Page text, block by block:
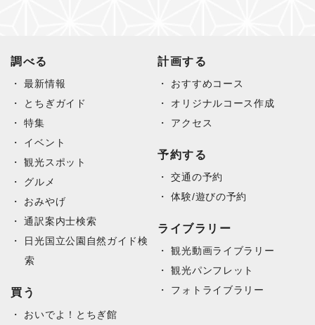
調べる
最新情報
とちぎガイド
特集
イベント
観光スポット
グルメ
おみやげ
通訳案内士検索
日光国立公園自然ガイド検
索
買う
おいでよ！とちぎ館
計画する
おすすめコース
オリジナルコース作成
アクセス
予約する
交通の予約
体験/遊びの予約
ライブラリー
観光動画ライブラリー
観光パンフレット
フォトライブラリー